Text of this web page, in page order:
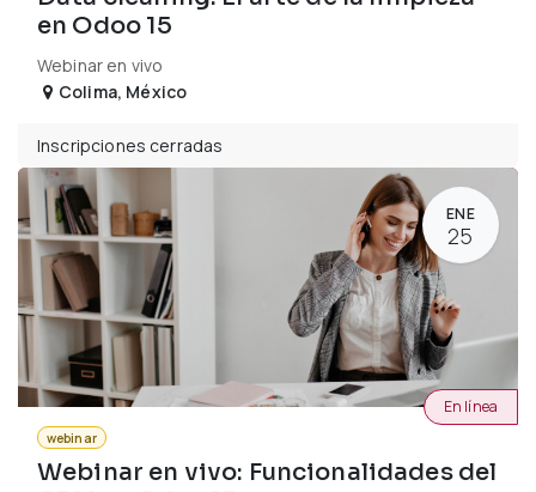
en Odoo 15
Webinar en vivo
Colima, México
Inscripciones cerradas
ENE
25
webinar
Webinar en vivo: Funcionalidades del
En línea